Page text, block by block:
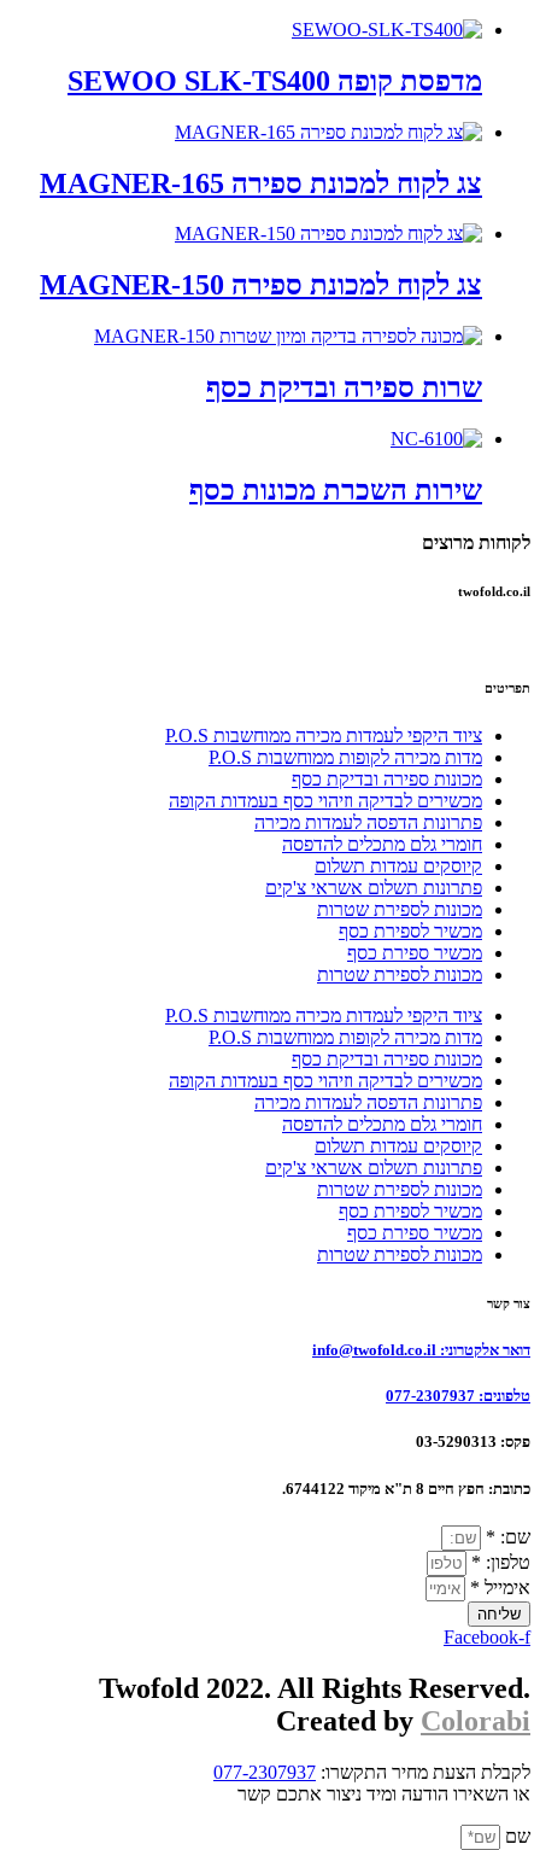
מדפסת קופה SEWOO SLK-TS400
צג לקוח למכונת ספירה MAGNER-165
צג לקוח למכונת ספירה MAGNER-150
שרות ספירה ובדיקת כסף
שירות השכרת מכונות כסף
לקוחות מרוצים
twofold.co.il
תפריטים
ציוד היקפי לעמדות מכירה ממוחשבות P.O.S
מדות מכירה לקופות ממוחשבות P.O.S
מכונות ספירה ובדיקת כסף
מכשירים לבדיקה וזיהוי כסף בעמדות הקופה
פתרונות הדפסה לעמדות מכירה
חומרי גלם מתכלים להדפסה
קיוסקים עמדות תשלום
פתרונות תשלום אשראי צ'קים
מכונות לספירת שטרות
מכשיר לספירת כסף
מכשיר ספירת כסף
מכונות לספירת שטרות
ציוד היקפי לעמדות מכירה ממוחשבות P.O.S
מדות מכירה לקופות ממוחשבות P.O.S
מכונות ספירה ובדיקת כסף
מכשירים לבדיקה וזיהוי כסף בעמדות הקופה
פתרונות הדפסה לעמדות מכירה
חומרי גלם מתכלים להדפסה
קיוסקים עמדות תשלום
פתרונות תשלום אשראי צ'קים
מכונות לספירת שטרות
מכשיר לספירת כסף
מכשיר ספירת כסף
מכונות לספירת שטרות
צור קשר
דואר אלקטרוני:
טלפונים:
פקס:
כתובת: חפץ חיים 8 ת"א מיקוד 6744122.
שם: *
טלפון: *
אימייל *
שליחה
Facebook-f
Twofold 2022. All Rights Reserved.
Created by Colorabi
לקבלת הצעת מחיר התקשרו: 077-2307937
או השאירו הודעה ומיד ניצור אתכם קשר
שם